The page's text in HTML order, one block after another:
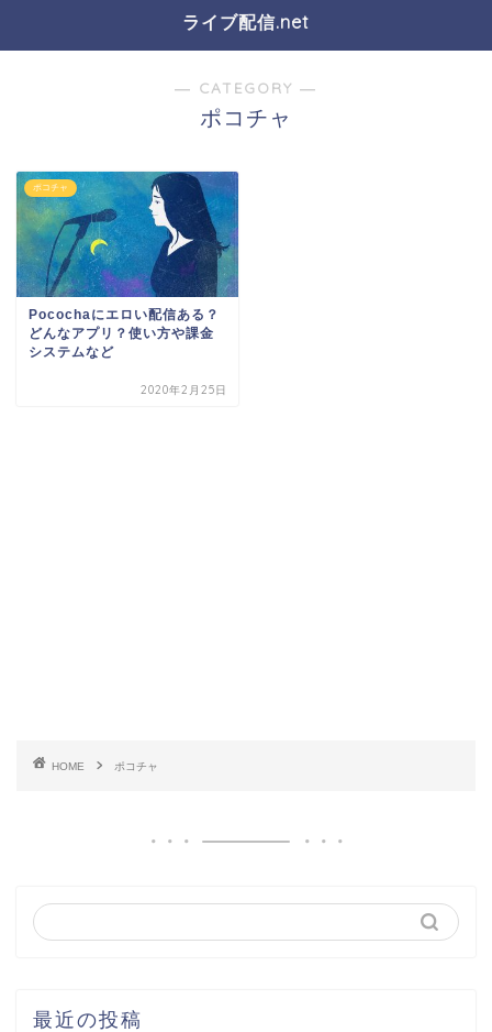
ライブ配信.net
― CATEGORY ―
ポコチャ
ポコチャ
Pocochaにエロい配信ある？
どんなアプリ？使い方や課金
システムなど
2020年2月25日
HOME ポコチャ
最近の投稿